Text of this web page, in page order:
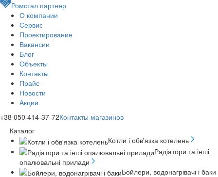
Ромстал партнер
О компании
Сервис
Проектирование
Вакансии
Блог
Объекты
Контакты
Прайс
Новости
Акции
+38 050 414-37-72Контакты магазинов
Каталог
Котли і обв'язка котелень
Радіатори та інші
опалювальні прилади
Бойлери, водонагрівачі і баки